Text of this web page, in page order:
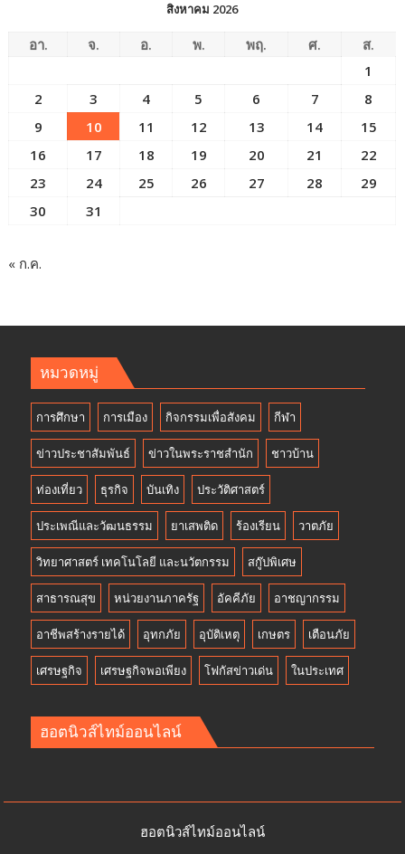
สิงหาคม 2026
อา. จ. อ. พ. พฤ. ศ.
ส.
1
2
3 4 5 6 7
8
9
10 11 12 13 14
15
16
17 18 19 20 21
22
23
24 25 26 27 28
29
30
31
« ก.ค.
หมวดหมู่
การศึกษา การเมือง กิจกรรมเพื่อสังคม กีฬา
ข่าวประชาสัมพันธ์ ข่าวในพระราชสำนัก ชาวบ้าน
ท่องเที่ยว ธุรกิจ บันเทิง ประวัติศาสตร์
ประเพณีและวัฒนธรรม ยาเสพติด ร้องเรียน วาตภัย
วิทยาศาสตร์ เทคโนโลยี และนวัตกรรม สกู๊ปพิเศษ
สาธารณสุข หน่วยงานภาครัฐ อัคคีภัย อาชญากรรม
อาชีพสร้างรายได้ อุทกภัย อุบัติเหตุ เกษตร เตือนภัย
เศรษฐกิจ เศรษฐกิจพอเพียง โฟกัสข่าวเด่น ในประเทศ
ฮอตนิวส์ไทม์ออนไลน์
ฮอตนิวส์ไทม์ออนไลน์